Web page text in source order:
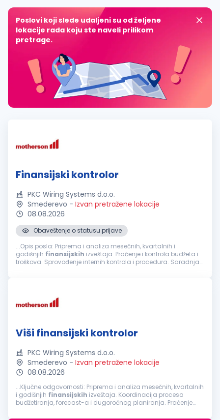
Poslovi koji slede udaljeni su od željene
lokacije rada koju ste naveli prilikom
pretrage.
Finansijski kontrolor
PKC Wiring Systems d.o.o.
Smederevo - Izvan pretražene lokacije
08.08.2026
Obaveštenje o statusu prijave
...Opis posla: Priprema i analiza mesečnih, kvartalnih i
godišnjih finansijskih izveštaja. Praćenje i kontrola budžeta i
troškova. Sprovođenje internih kontrola i procedura. Saradnja
Viši finansijski kontrolor
PKC Wiring Systems d.o.o.
Smederevo - Izvan pretražene lokacije
08.08.2026
...Ključne odgovornosti: Priprema i analiza mesečnih, kvartalnih
i godišnjih finansijskih izveštaja. Koordinacija procesa
budžetiranja, forecast-a i dugoročnog planiranja. Praćenje